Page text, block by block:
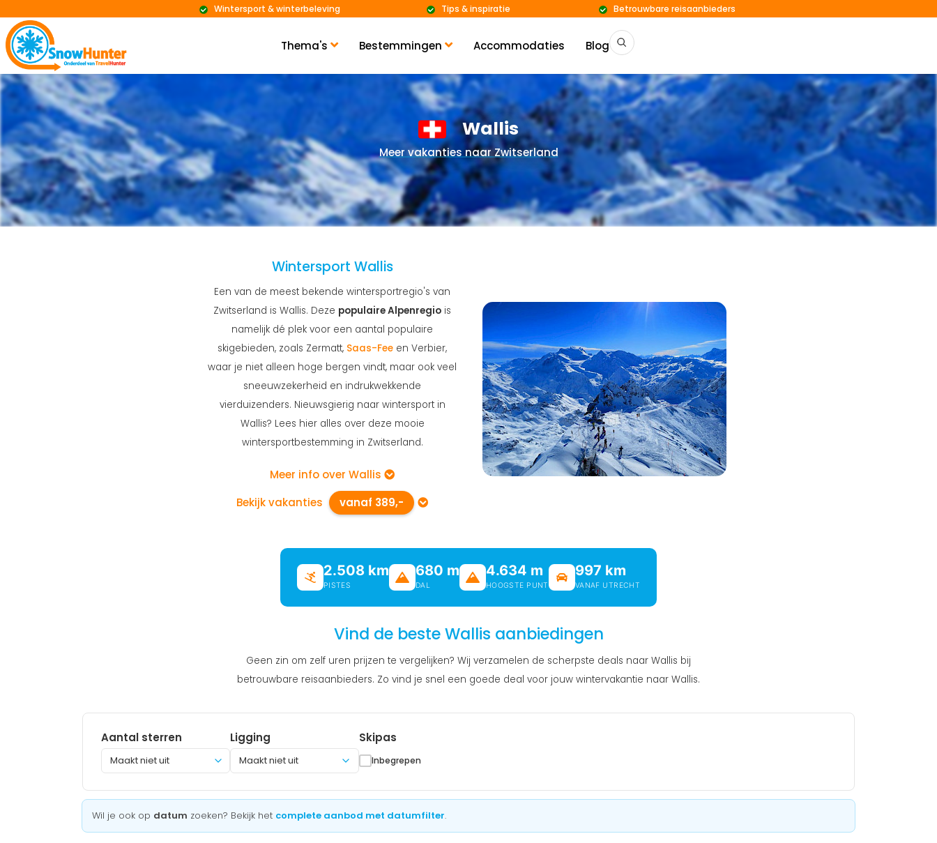
Thema's Bestemmingen Accommodaties Blog
Wintersport & winterbeleving Tips & inspiratie Betrouwbare reisaanbieders
Wallis
Meer vakanties naar Zwitserland
Wintersport Wallis
Een van de meest bekende wintersportregio's van
Zwitserland is Wallis. Deze populaire Alpenregio is
namelijk dé plek voor een aantal populaire
skigebieden, zoals Zermatt, Saas-Fee en Verbier,
waar je niet alleen hoge bergen vindt, maar ook veel
sneeuwzekerheid en indrukwekkende
vierduizenders. Nieuwsgierig naar wintersport in
Wallis? Lees hier alles over deze mooie
wintersportbestemming in Zwitserland.
Meer info over Wallis
Bekijk vakanties
vanaf 389,-
2.508 km
PISTES
680 m
DAL
4.634 m
HOOGSTE PUNT
997 km
VANAF UTRECHT
Vind de beste Wallis aanbiedingen
Geen zin om zelf uren prijzen te vergelijken? Wij verzamelen de scherpste deals naar Wallis bij
betrouwbare reisaanbieders. Zo vind je snel een goede deal voor jouw wintervakantie naar Wallis.
Aantal sterren Ligging
Maakt niet uit
Skipas
Inbegrepen
Wil je ook op datum zoeken? Bekijk het complete aanbod met datumfilter.